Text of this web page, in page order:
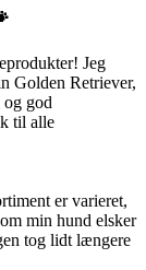
Jeg
Golden Retriever,
god
til alle
er varieret,
min hund elsker
tog lidt længere